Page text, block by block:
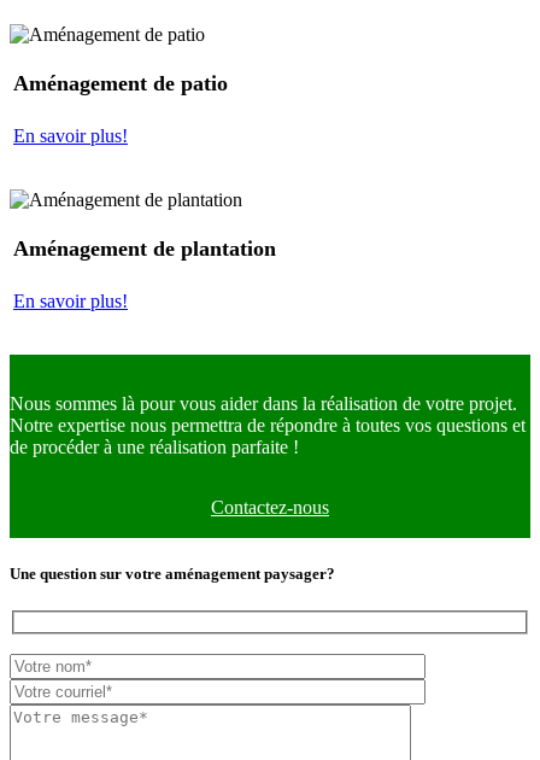
Aménagement de patio
En savoir plus!
Aménagement de plantation
En savoir plus!
Nous sommes là pour vous aider dans la réalisation de votre projet.
Notre expertise nous permettra de répondre à toutes vos questions et
de procéder à une réalisation parfaite !
Contactez-nous
Une question sur votre aménagement paysager?